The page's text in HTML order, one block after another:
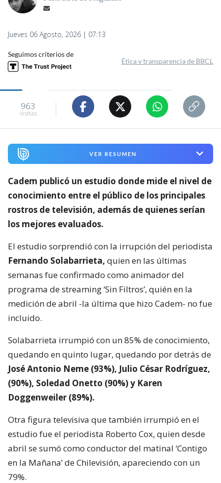
Jueves 06 Agosto, 2026 | 07:13
Seguimos criterios de
Ética y transparencia de BBCL
963
visitas
VER RESUMEN
Cadem publicó un estudio donde mide el nivel de
conocimiento entre el público de los principales
rostros de televisión, además de quienes serían
los mejores evaluados.
El estudio sorprendió con la irrupción del periodista
Fernando Solabarrieta, quien en las últimas
semanas fue confirmado como animador del
programa de streaming ‘Sin Filtros’, quién en la
medición de abril -la última que hizo Cadem- no fue
incluido.
Solabarrieta irrumpió con un 85% de conocimiento,
quedando en quinto lugar, quedando por detrás de
José Antonio Neme (93%), Julio César Rodríguez,
(90%), Soledad Onetto (90%) y Karen
Doggenweiler (89%).
Otra figura televisiva que también irrumpió en el
estudio fue el periodista Roberto Cox, quien desde
abril se sumó como conductor del matinal ‘Contigo
en la Mañana’ de Chilevisión, apareciendo con un
79%.